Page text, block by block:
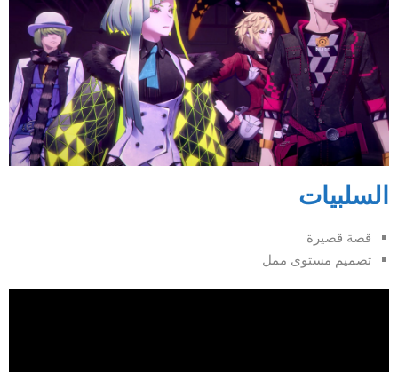
السلبيات
قصة قصيرة
تصميم مستوى ممل